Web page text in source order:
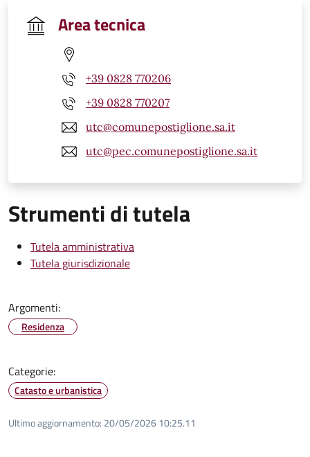
Area tecnica
+39 0828 770206
+39 0828 770207
utc@comunepostiglione.sa.it
utc@pec.comunepostiglione.sa.it
Strumenti di tutela
Tutela amministrativa
Tutela giurisdizionale
Argomenti:
Residenza
Categorie:
Catasto e urbanistica
Ultimo aggiornamento: 20/05/2026 10:25.11